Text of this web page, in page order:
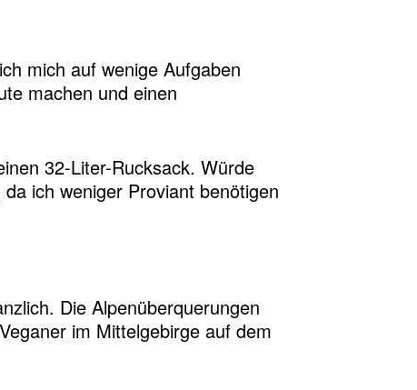
mich auf wenige Aufgaben
machen und einen
32-Liter-Rucksack. Würde
ich weniger Proviant benötigen
Die Alpenüberquerungen
im Mittelgebirge auf dem